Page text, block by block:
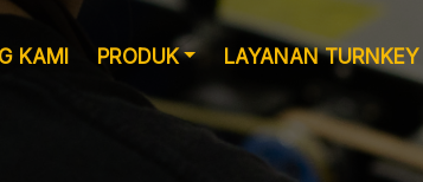
KAMI PRODUK LAYANAN TURNKEY